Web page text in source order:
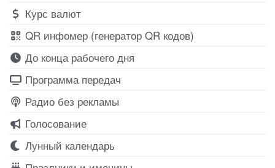
Курс валют
QR инфомер (генератор QR кодов)
До конца рабочего дня
Программа передач
Радио без рекламы
Голосование
Лунный календарь